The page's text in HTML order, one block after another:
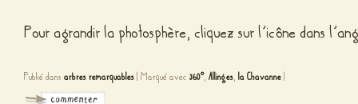
Pour agrandir la photosphère, cliquez sur l’icône dans
Publié dans arbres remarquables Marqué avec 360°, Allinges, la Chavanne